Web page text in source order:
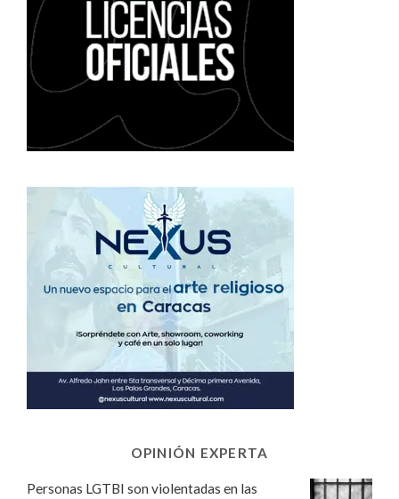
OPINIÓN EXPERTA
Personas LGTBI son violentadas en las